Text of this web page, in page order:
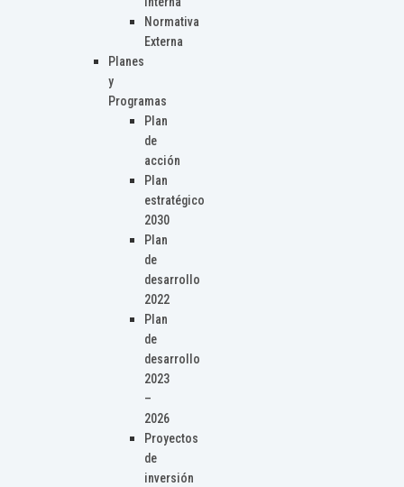
Normativa
Externa
Planes
y
Programas
Plan
de
acción
Plan
estratégico
2030
Plan
de
desarrollo
2022
Plan
de
desarrollo
2023
–
2026
Proyectos
de
inversión